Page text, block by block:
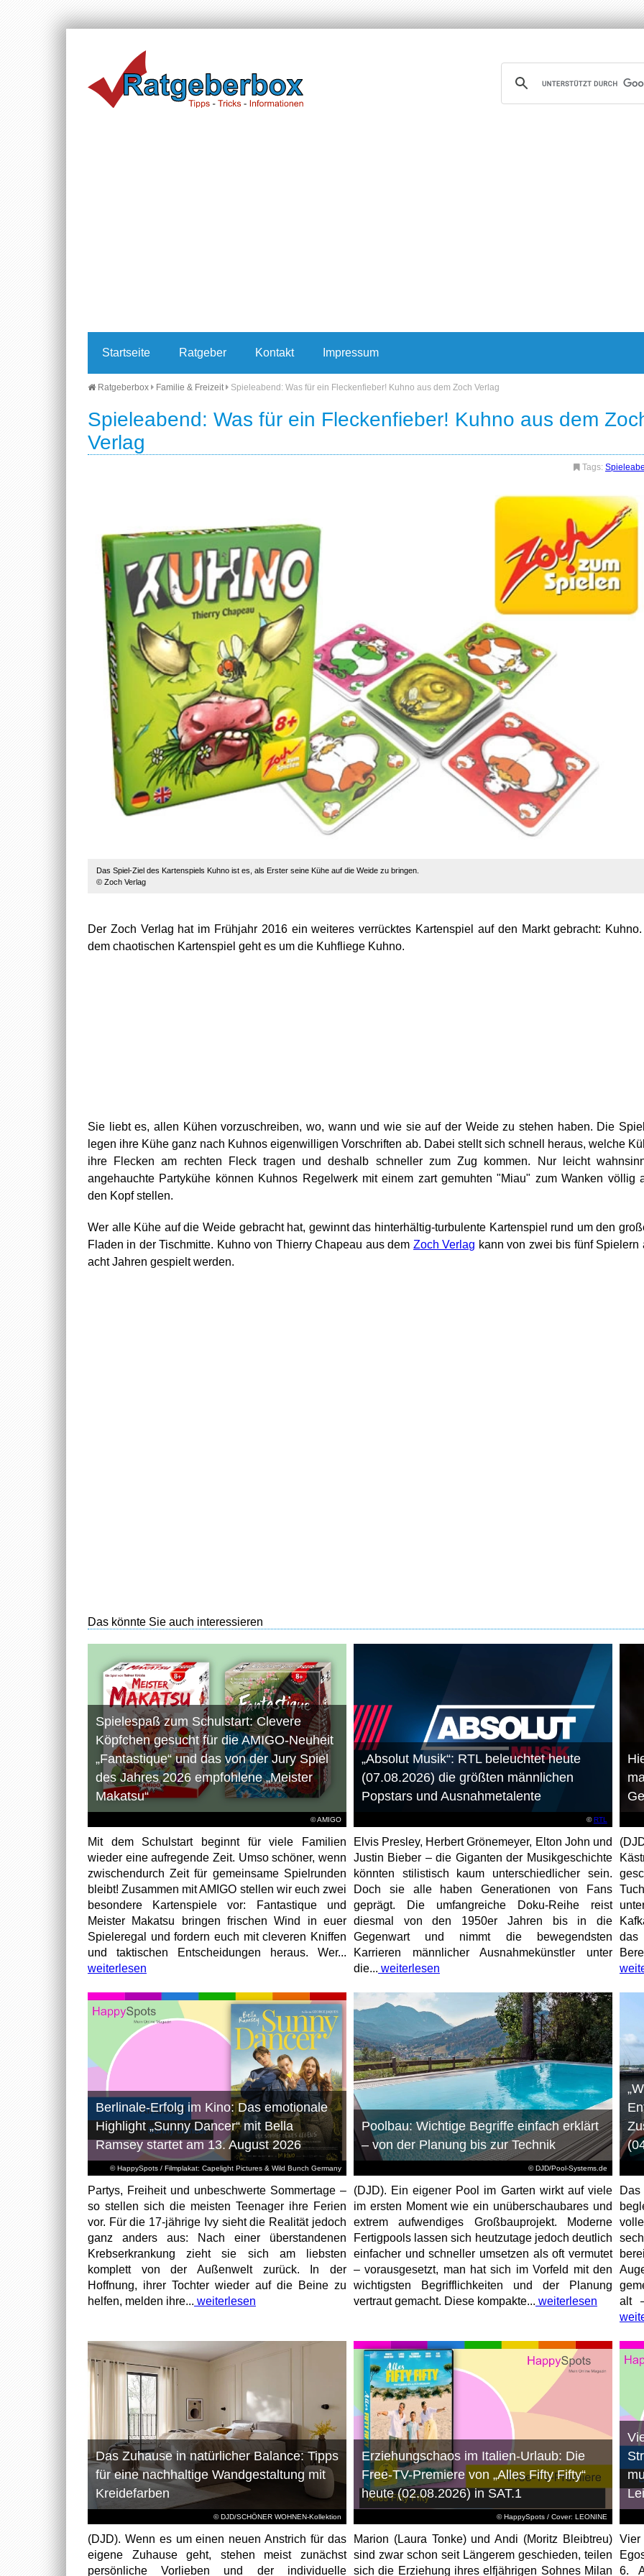
Startseite Ratgeber Kontakt Impressum
Ratgeberbox Familie & Freizeit Spieleabend: Was für ein Fleckenfieber! Kuhno aus dem Zoch Verlag
Spieleabend: Was für ein Fleckenfieber! Kuhno aus dem
Verlag
Tags:
Das Spiel-Ziel des Kartenspiels Kuhno ist es, als Erster seine Kühe auf die Weide zu bringen.
© Zoch Verlag
Der Zoch Verlag hat im Frühjahr 2016 ein weiteres verrücktes Kartenspiel auf den Markt gebracht:
dem chaotischen Kartenspiel geht es um die Kuhfliege Kuhno.
Sie liebt es, allen Kühen vorzuschreiben, wo, wann und wie sie auf der Weide zu stehen haben. Die
legen ihre Kühe ganz nach Kuhnos eigenwilligen Vorschriften ab. Dabei stellt sich schnell heraus, welche
ihre Flecken am rechten Fleck tragen und deshalb schneller zum Zug kommen. Nur leicht
angehauchte Partykühe können Kuhnos Regelwerk mit einem zart gemuhten "Miau" zum Wanken völlig
den Kopf stellen.
Wer alle Kühe auf die Weide gebracht hat, gewinnt das hinterhältig-turbulente Kartenspiel rund um den
Fladen in der Tischmitte. Kuhno von Thierry Chapeau aus dem Zoch Verlag kann von zwei bis fünf Spielern
acht Jahren gespielt werden.
Das könnte Sie auch interessieren
© AMIGO
Spielespaß zum Schulstart: Clevere
Köpfchen gesucht für die AMIGO-Neuheit
„Fantastique“ und das von der Jury Spiel
des Jahres 2026 empfohlene „Meister
Makatsu“
Mit dem Schulstart beginnt für viele Familien
wieder eine aufregende Zeit. Umso schöner, wenn
zwischendurch Zeit für gemeinsame Spielrunden
bleibt! Zusammen mit AMIGO stellen wir euch zwei
besondere Kartenspiele vor: Fantastique und
Meister Makatsu bringen frischen Wind in euer
Spieleregal und fordern euch mit cleveren Kniffen
und taktischen Entscheidungen heraus. Wer...
weiterlesen
©RTL
„Absolut Musik“: RTL beleuchtet heute
(07.08.2026) die größten männlichen
Popstars und Ausnahmetalente
Elvis Presley, Herbert Grönemeyer, Elton John und
Justin Bieber – die Giganten der Musikgeschichte
könnten stilistisch kaum unterschiedlicher sein.
Doch sie alle haben Generationen von Fans
geprägt. Die umfangreiche Doku-Reihe reist
diesmal von den 1950er Jahren bis in die
Gegenwart und nimmt die bewegendsten
Karrieren männlicher Ausnahmekünstler unter
die... weiterlesen
das
© HappySpots / Filmplakat: Capelight Pictures & Wild Bunch Germany
Berlinale-Erfolg im Kino: Das emotionale
Highlight „Sunny Dancer“ mit Bella
Ramsey startet am 13. August 2026
Partys, Freiheit und unbeschwerte Sommertage –
so stellen sich die meisten Teenager ihre Ferien
vor. Für die 17-jährige Ivy sieht die Realität jedoch
ganz anders aus: Nach einer überstandenen
Krebserkrankung zieht sie sich am liebsten
komplett von der Außenwelt zurück. In der
Hoffnung, ihrer Tochter wieder auf die Beine zu
helfen, melden ihre... weiterlesen
© DJD/Pool-Systems.de
Poolbau: Wichtige Begriffe einfach erklärt
– von der Planung bis zur Technik
(DJD). Ein eigener Pool im Garten wirkt auf viele
im ersten Moment wie ein unüberschaubares und
extrem aufwendiges Großbauprojekt. Moderne
Fertigpools lassen sich heutzutage jedoch deutlich
einfacher und schneller umsetzen als oft vermutet
– vorausgesetzt, man hat sich im Vorfeld mit den
wichtigsten Begrifflichkeiten und der Planung
vertraut gemacht. Diese kompakte... weiterlesen
alt
© DJD/SCHÖNER WOHNEN-Kollektion
Das Zuhause in natürlicher Balance: Tipps
für eine nachhaltige Wandgestaltung mit
Kreidefarben
(DJD). Wenn es um einen neuen Anstrich für das
eigene Zuhause geht, stehen meist zunächst
persönliche Vorlieben und der individuelle
© HappySpots / Cover: LEONINE
Erziehungschaos im Italien-Urlaub: Die
Free-TV-Premiere von „Alles Fifty Fifty“
heute (02.08.2026) in SAT.1
Marion (Laura Tonke) und Andi (Moritz Bleibtreu)
sind zwar schon seit Längerem geschieden, teilen
sich die Erziehung ihres elfjährigen Sohnes Milan
6.